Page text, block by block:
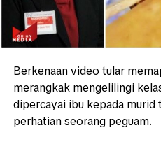
Berkenaan video tular
merangkak mengelilingi
dipercayai ibu kepada
perhatian seorang peguam.